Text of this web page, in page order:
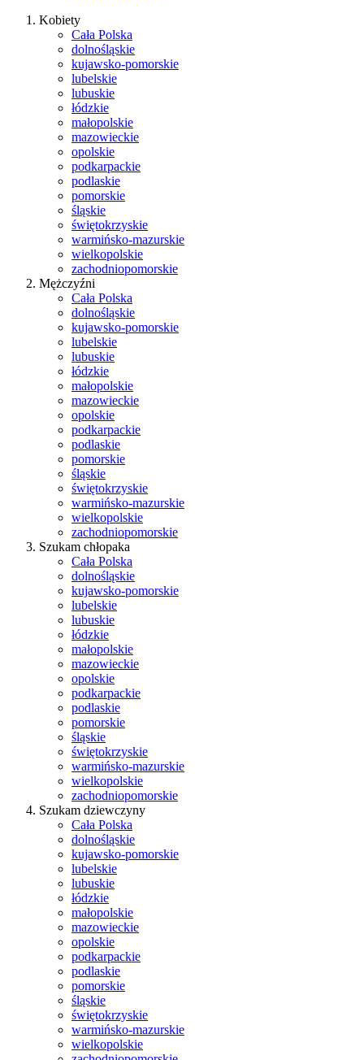
Kobiety
Cała Polska
dolnośląskie
kujawsko-pomorskie
lubelskie
lubuskie
łódzkie
małopolskie
mazowieckie
opolskie
podkarpackie
podlaskie
pomorskie
śląskie
świętokrzyskie
warmińsko-mazurskie
wielkopolskie
zachodniopomorskie
Mężczyźni
Cała Polska
dolnośląskie
kujawsko-pomorskie
lubelskie
lubuskie
łódzkie
małopolskie
mazowieckie
opolskie
podkarpackie
podlaskie
pomorskie
śląskie
świętokrzyskie
warmińsko-mazurskie
wielkopolskie
zachodniopomorskie
Szukam chłopaka
Cała Polska
dolnośląskie
kujawsko-pomorskie
lubelskie
lubuskie
łódzkie
małopolskie
mazowieckie
opolskie
podkarpackie
podlaskie
pomorskie
śląskie
świętokrzyskie
warmińsko-mazurskie
wielkopolskie
zachodniopomorskie
Szukam dziewczyny
Cała Polska
dolnośląskie
kujawsko-pomorskie
lubelskie
lubuskie
łódzkie
małopolskie
mazowieckie
opolskie
podkarpackie
podlaskie
pomorskie
śląskie
świętokrzyskie
warmińsko-mazurskie
wielkopolskie